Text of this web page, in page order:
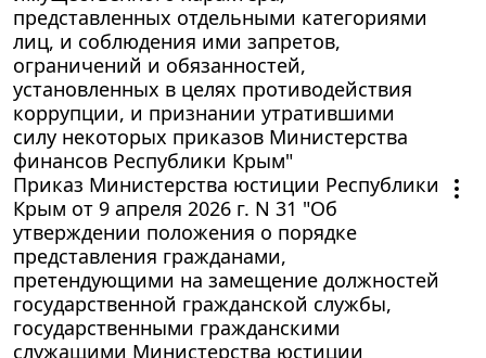
представленных отдельными категориями
лиц, и соблюдения ими запретов,
ограничений и обязанностей,
установленных в целях противодействия
коррупции, и признании утратившими
силу некоторых приказов Министерства
финансов Республики Крым"
Приказ Министерства юстиции Республики
Крым от 9 апреля 2026 г. N 31 "Об
утверждении положения о порядке
представления гражданами,
претендующими на замещение должностей
государственной гражданской службы,
государственными гражданскими
служащими Министерства юстиции